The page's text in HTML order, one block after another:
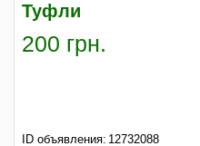
Туфли
200 грн.
ID объявления: 12732088